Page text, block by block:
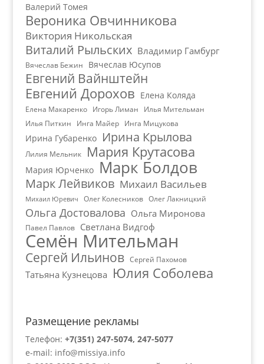
Валерий Томея
Вероника Овчинникова
Виктория Никольская
Виталий Рыльских Владимир Гамбург
Вячеслав Бежин Вячеслав Юсупов
Евгений Вайнштейн
Евгений Дорохов Елена Коляда
Елена Макаренко Игорь Лиман
Илья Мительман
Илья Питкин
Инга Майер Инга Мицукова
Ирина Губаренко Ирина Крылова
Лилия Мельник Мария Крутасова
Мария Юрченко Марк Болдов
Марк Лейвиков Михаил Васильев
Михаил Юревич Олег Колесников Олег Лакницкий
Ольга Достовалова Ольга Миронова
Павел Павлов Светлана Видгоф
Семён Мительман
Сергей Ильинов Сергей Пахомов
Татьяна Кузнецова Юлия Соболева
Размещение рекламы
Телефон: +7(351) 247-5074, 247-5077
e-mail: info@missiya.info